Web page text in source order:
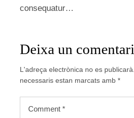
consequatur…
Deixa un comentari
L'adreça electrònica no es publicarà.
necessaris estan marcats amb*